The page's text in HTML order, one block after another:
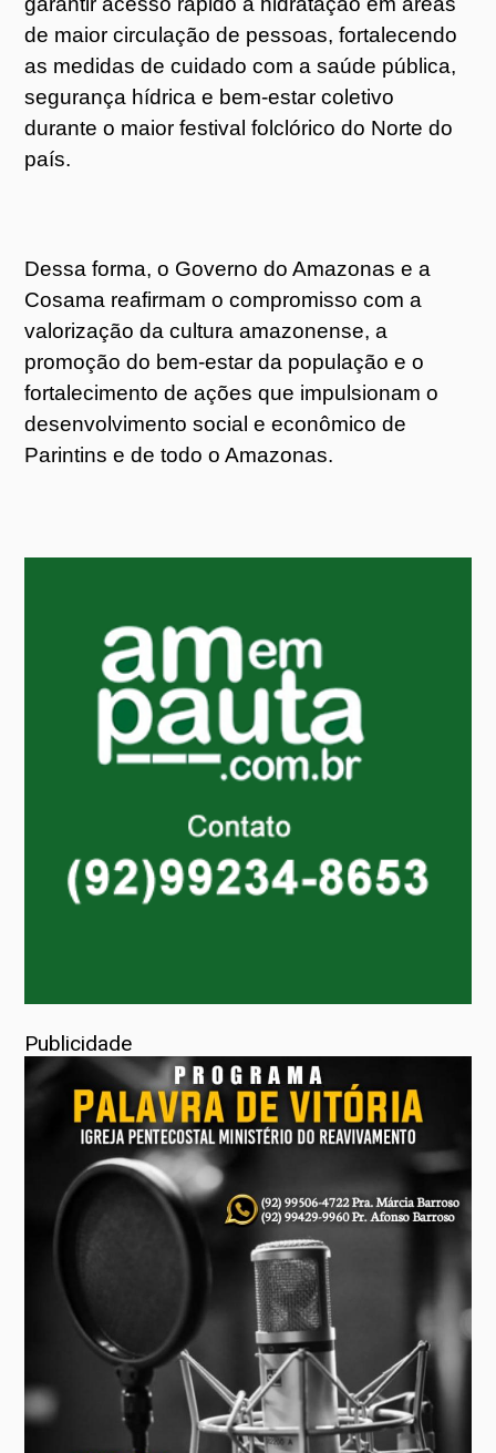
de maior circulação de pessoas, fortalecendo
as medidas de cuidado com a saúde pública,
segurança hídrica e bem-estar coletivo
durante o maior festival folclórico do Norte do
país.
Dessa forma, o Governo do Amazonas e a
Cosama reafirmam o compromisso com a
valorização da cultura amazonense, a
promoção do bem-estar da população e o
fortalecimento de ações que impulsionam o
desenvolvimento social e econômico de
Parintins e de todo o Amazonas.
Publicidade